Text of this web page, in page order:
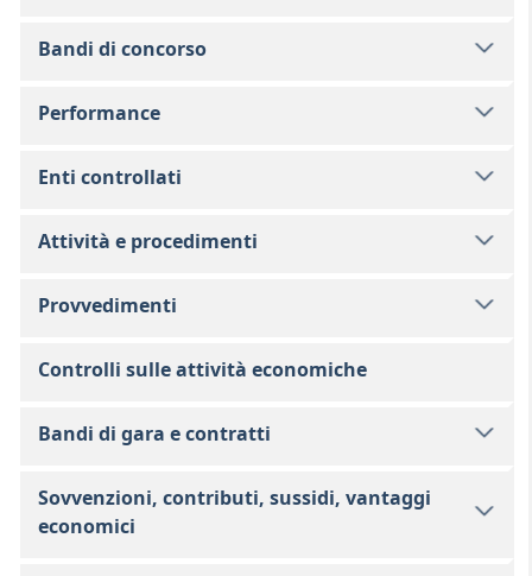
Bandi di concorso
Performance
Enti controllati
Attività e procedimenti
Provvedimenti
Controlli sulle attività economiche
Bandi di gara e contratti
Sovvenzioni, contributi, sussidi, vantaggi
economici